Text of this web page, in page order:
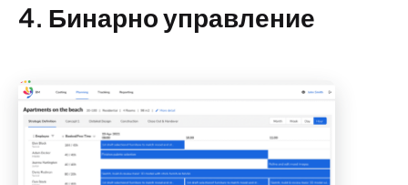
4. Бинарно управление